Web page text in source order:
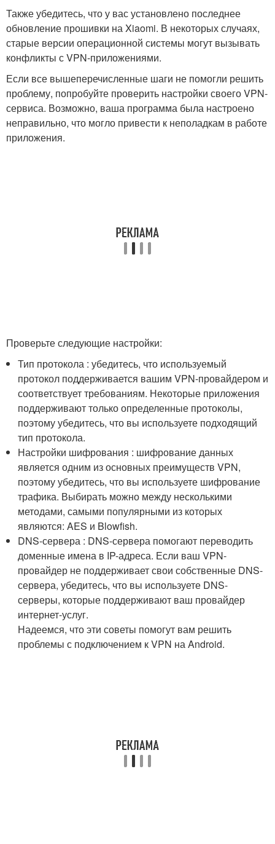
Также убедитесь, что у вас установлено последнее
обновление прошивки на Xiaomi. В некоторых случаях,
старые версии операционной системы могут вызывать
конфликты с VPN-приложениями.
Если все вышеперечисленные шаги не помогли решить
проблему, попробуйте проверить настройки своего VPN-
сервиса. Возможно, ваша программа была настроено
неправильно, что могло привести к неполадкам в работе
приложения.
Проверьте следующие настройки:
Тип протокола : убедитесь, что используемый
протокол поддерживается вашим VPN-провайдером и
соответствует требованиям. Некоторые приложения
поддерживают только определенные протоколы,
поэтому убедитесь, что вы используете подходящий
тип протокола.
Настройки шифрования : шифрование данных
является одним из основных преимуществ VPN,
поэтому убедитесь, что вы используете шифрование
трафика. Выбирать можно между несколькими
методами, самыми популярными из которых
являются: AES и Blowfish.
DNS-сервера : DNS-сервера помогают переводить
доменные имена в IP-адреса. Если ваш VPN-
провайдер не поддерживает свои собственные DNS-
сервера, убедитесь, что вы используете DNS-
серверы, которые поддерживают ваш провайдер
интернет-услуг.
Надеемся, что эти советы помогут вам решить
проблемы с подключением к VPN на Android.